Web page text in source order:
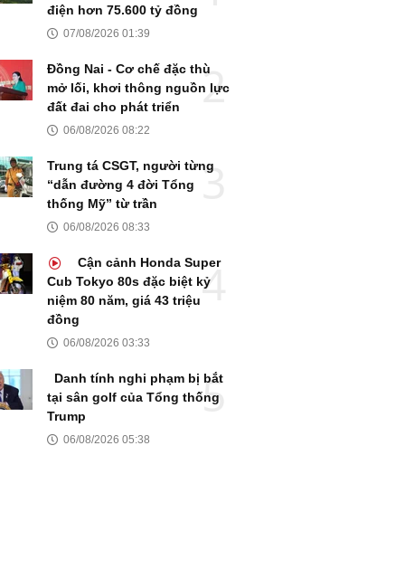
điện hơn 75.600 tỷ đồng
07/08/2026 01:39
Đồng Nai - Cơ chế đặc thù
mở lối, khơi thông nguồn lực
đất đai cho phát triển
06/08/2026 08:22
Trung tá CSGT, người từng
“dẫn đường 4 đời Tổng
thống Mỹ” từ trần
06/08/2026 08:33
Cận cảnh Honda Super
Cub Tokyo 80s đặc biệt kỷ
niệm 80 năm, giá 43 triệu
đồng
06/08/2026 03:33
Danh tính nghi phạm bị bắt
tại sân golf của Tổng thống
Trump
06/08/2026 05:38